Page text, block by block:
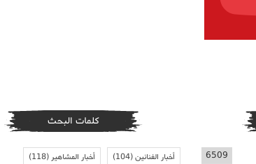
6509
كلمات البحث
أخبار الفنانين(104) أخبار المشاهير(118)